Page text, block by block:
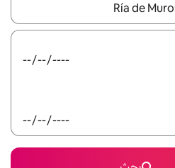
انتقل باستخدام السهمين لأعلى ولأسفل